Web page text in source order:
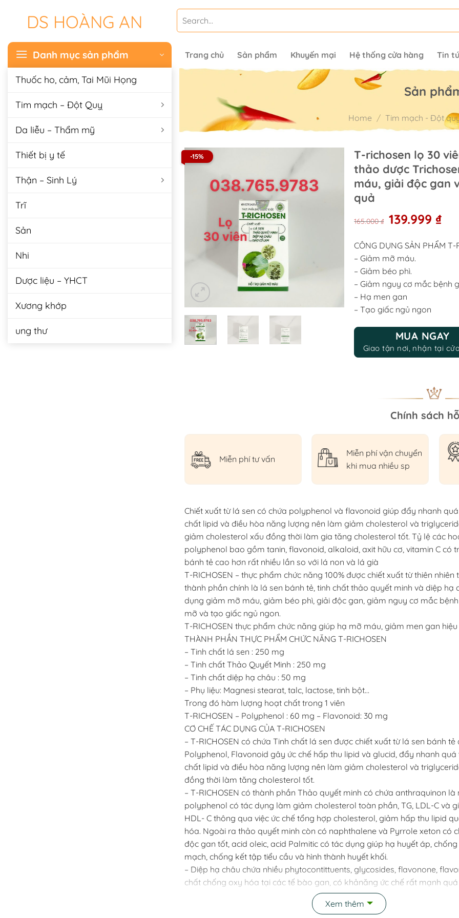
dung
DS HOÀNG AN
Search
for:
Danh mục sản phẩm
Thuốc ho, cảm, Tai Mũi Họng
Tim mạch – Đột Quỵ
Da liễu – Thẩm mỹ
Thiết bị y tế
Thận – Sinh Lý
Trĩ
Sản
Nhi
Dược liệu – YHCT
Xương khớp
ung thư
Trang chủ Sản phẩm Khuyến mại Hệ thống cửa hàng Tin
Sản
Home / Tim mạch - Đột
-15%
T-richosen lọ 30
thảo dược
máu, giải độc gan
quả
165.000₫ Original
price
165.000 ₫.
139.999 ₫
CÔNG DỤNG SẢN PHẨM T-
– Giảm mỡ máu.
– Giảm béo phì.
– Giảm nguy cơ mắc bệnh
– Hạ men gan
– Tạo giấc ngủ ngon
MUA NGAY
Giao tận nơi, nhận tại
Chính sách
Miễn phí tư vấn
Miễn phí vận chuyển
khi mua nhiều sp
Chiết xuất từ lá sen có chứa polyphenol và flavonoid giúp đẩy nhanh
chất lipid và điều hòa năng lượng nên làm giảm cholesterol và
giảm cholesterol xấu đồng thời làm gia tăng cholesterol tốt. Tỷ lệ các
polyphenol bao gồm tanin, flavonoid, alkaloid, axit hữu cơ, vitamin C có
bánh tẻ cao hơn rất nhiều lần so với lá non và lá già
T-RICHOSEN – thực phẩm chức năng 100% được chiết xuất từ thiên nhiên
thành phần chính là lá sen bánh tẻ, tinh chất thảo quyết minh và diệp hạ
dụng giảm mỡ máu, giảm béo phì, giải độc gan, giảm nguy cơ mắc
mỡ và tạo giấc ngủ ngon.
T-RICHOSEN thực phẩm chức năng giúp hạ mỡ máu, giảm men gan
THÀNH PHẦN THỰC PHẨM CHỨC NĂNG T-RICHOSEN
– Tinh chất lá sen : 250 mg
– Tinh chất Thảo Quyết Minh : 250 mg
– Tinh chất diệp hạ châu : 50 mg
– Phụ liệu: Magnesi stearat, talc, lactose, tinh bột…
Trong đó hàm lượng hoạt chất trong 1 viên
T-RICHOSEN – Polyphenol : 60 mg – Flavonoid: 30 mg
CƠ CHẾ TÁC DỤNG CỦA T-RICHOSEN
– T-RICHOSEN có chứa Tinh chất lá sen được chiết xuất từ lá sen bánh tẻ
Polyphenol, Flavonoid gây ức chế hấp thu lipid và glucid, đẩy nhanh
chất lipid và điều hòa năng lượng nên làm giảm cholesterol và
đồng thời làm tăng cholesterol tốt.
– T-RICHOSEN có thành phần Thảo quyết minh có chứa anthraquinon là
polyphenol có tác dụng làm giảm cholesterol toàn phần, TG, LDL-C và
HDL- C thông qua việc ức chế tổng hợp cholesterol, giảm hấp thu lipid
hóa. Ngoài ra thảo quyết minh còn có naphthalene và Pyrrole xeton có
độc gan tốt, acid oleic, acid Palmitic có tác dụng giúp hạ huyết áp,
mạch, chống kết tập tiểu cầu và hình thành huyết khối.
– Diệp hạ châu chứa nhiều phytocontittuents, glycosides, flavonone,
chất chống oxy hóa tại các tế bào gan, có khảnăng ức chế rất mạnh
hóa ở gan, tăng hàm lượng glutathionie ở tế bào gan làm ức chế các
SGPT. Diệp hạ châu có tác dụng rất tốt trong việc bảo vệ tế bào gan, hạ
Xem thêm